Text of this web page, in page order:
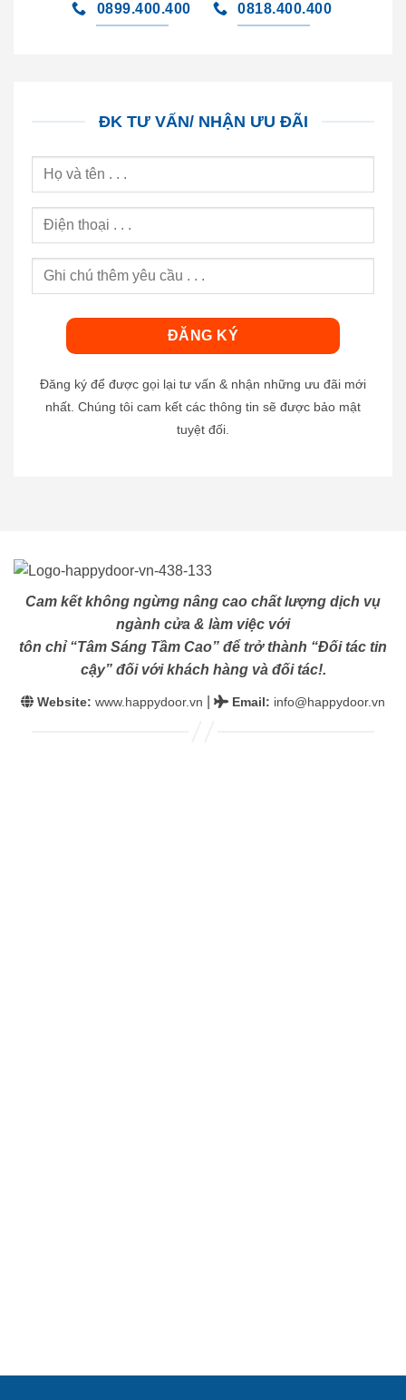
0899.400.400 0818.400.400
ĐK TƯ VẤN/ NHẬN ƯU ĐÃI
Đăng ký để được gọi lại tư vấn & nhận những ưu đãi mới
nhất. Chúng tôi cam kết các thông tin sẽ được bảo mật
tuyệt đối.
Cam kết không ngừng nâng cao chất lượng dịch vụ
ngành cửa & làm việc với
tôn chỉ “Tâm Sáng Tầm Cao” để trở thành “Đối tác tin
cậy” đối với khách hàng và đối tác!.
Website: www.happydoor.vn Email: info@happydoor.vn